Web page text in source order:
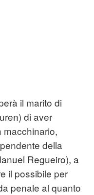
il marito di
di aver
della
Regueiro), a
il possibile per
penale al quanto